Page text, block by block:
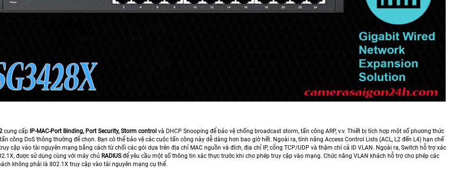
cung cấp IP-MAC-Port Binding, Port Security, Storm control và DHCP Snooping để bảo vệ chống broadcast storm, tấn công ARP, v.v. Thiết bị tích hợp một số phương thức
công DoS thông thường để chọn. Bạn có thể bảo vệ các cuộc tấn công này dễ dàng hơn bao giờ hết. Ngoài ra, tính năng Access Control Lists (ACL, L2 đến L4) hạn chế
cập vào tài nguyên mạng bằng cách từ chối các gói dựa trên địa chỉ MAC nguồn và đích, địa chỉ IP, cổng TCP/UDP và thậm chí cả ID VLAN. Ngoài ra, Switch hỗ trợ xác
được sử dụng cùng với máy chủ RADIUSđể yêu cầu một số thông tin xác thực trước khi cho phép truy cập vào mạng. Chức năng VLAN khách hỗ trợ cho phép các
không phải là 802.1X truy cập vào tài nguyên mạng cụ thể.